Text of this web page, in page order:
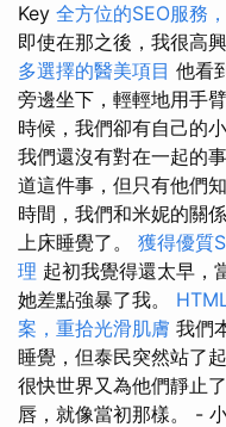
Key 全方位的SEO服務
即使在那之後，我很高
多選擇的醫美項目 他看
旁邊坐下，輕輕地用手
時候，我們卻有自己的
我們還沒有對在一起的
道這件事，但只有他們
時間，我們和米妮的關
上床睡覺了。 獲得優質
理 起初我覺得還太早，
她差點強暴了我。
案，重拾光滑肌膚 我們
睡覺，但泰民突然站了
很快世界又為他們靜止
唇，就像當初那樣。 -